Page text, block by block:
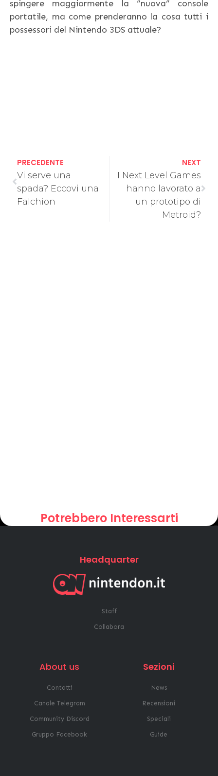
spingere maggiormente la “nuova” console
portatile, ma come prenderanno la cosa tutti i
possessori del Nintendo 3DS attuale?
PRECEDENTE
Vi serve una
spada? Eccovi una
Falchion
NEXT
I Next Level Games
hanno lavorato a
un prototipo di
Metroid?
Potrebbero Interessarti
Headquarter
Staff
Collabora
About us
Contatti
Canale Telegram
Community Discord
Gruppo Facebook
Sezioni
News
Recensioni
Speciali
Guide